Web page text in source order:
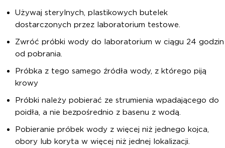
Używaj sterylnych, plastikowych butelek
dostarczonych przez laboratorium testowe.
Zwróć próbki wody do laboratorium w ciągu 24 godzin
od pobrania.
Próbka z tego samego źródła wody, z którego piją
krowy
Próbki należy pobierać ze strumienia wpadającego do
poidła, a nie bezpośrednio z basenu z wodą.
Pobieranie próbek wody z więcej niż jednego kojca,
obory lub koryta w więcej niż jednej lokalizacji.